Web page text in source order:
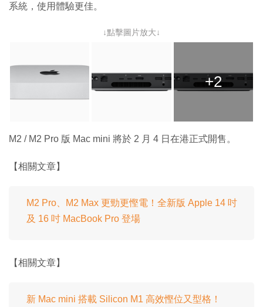
系統，使用體驗更佳。
↓點擊圖片放大↓
+2
M2 / M2 Pro 版 Mac mini 將於 2 月 4 日在港正式開售。
【相關文章】
M2 Pro、M2 Max 更勁更慳電！全新版 Apple 14 吋
及 16 吋 MacBook Pro 登場
【相關文章】
新 Mac mini 搭載 Silicon M1 高效慳位又型格！